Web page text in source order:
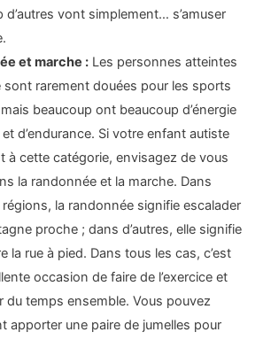
d’autres vont simplement… s’amuser
et marche : Les personnes atteintes
sont rarement douées pour les sports
mais beaucoup ont beaucoup d’énergie
d’endurance. Si votre enfant autiste
à cette catégorie, envisagez de vous
la randonnée et la marche. Dans
la randonnée signifie escalader
proche ; dans d’autres, elle signifie
la rue à pied. Dans tous les cas, c’est
occasion de faire de l’exercice et
du temps ensemble. Vous pouvez
apporter une paire de jumelles pour